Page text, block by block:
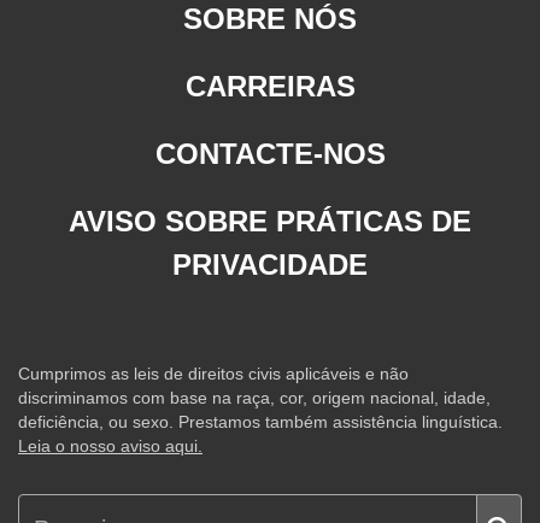
SOBRE NÓS
CARREIRAS
CONTACTE-NOS
AVISO SOBRE PRÁTICAS DE
PRIVACIDADE
Cumprimos as leis de direitos civis aplicáveis e não
discriminamos com base na raça, cor, origem nacional, idade,
deficiência, ou sexo. Prestamos também assistência linguística.
Leia o nosso aviso aqui.